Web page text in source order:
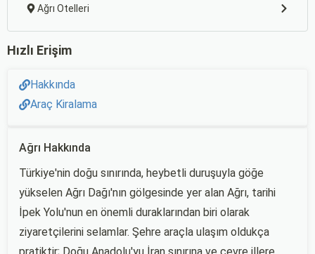
Ağrı Otelleri
Hızlı Erişim
Hakkında
Araç Kiralama
Ağrı Hakkında
Türkiye'nin doğu sınırında, heybetli duruşuyla göğe
yükselen Ağrı Dağı'nın gölgesinde yer alan Ağrı, tarihi
İpek Yolu'nun en önemli duraklarından biri olarak
ziyaretçilerini selamlar. Şehre araçla ulaşım oldukça